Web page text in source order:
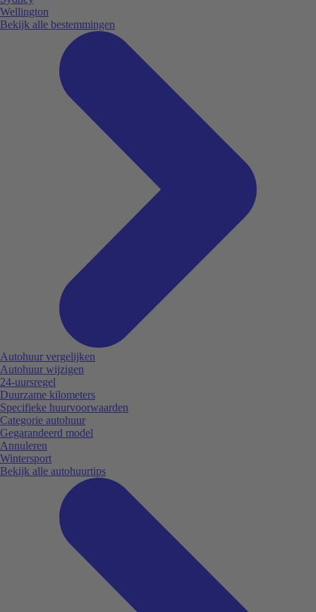
Wellington
Bekijk alle bestemmingen
Autohuur vergelijken
Autohuur wijzigen
24-uursregel
Duurzame kilometers
Specifieke huurvoorwaarden
Categorie autohuur
Gegarandeerd model
Annuleren
Wintersport
Bekijk alle autohuurtips